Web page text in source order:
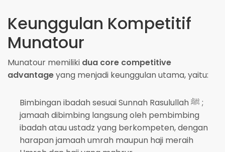
Keunggulan Kompetitif
Munatour
Munatour memiliki dua core competitive
advantageyang menjadi keunggulan utama, yaitu:
Bimbingan ibadah sesuai Sunnah Rasulullah ﷺ ;
jamaah dibimbing langsung oleh pembimbing
ibadah atau ustadz yang berkompeten, dengan
harapan jamaah umrah maupun haji meraih